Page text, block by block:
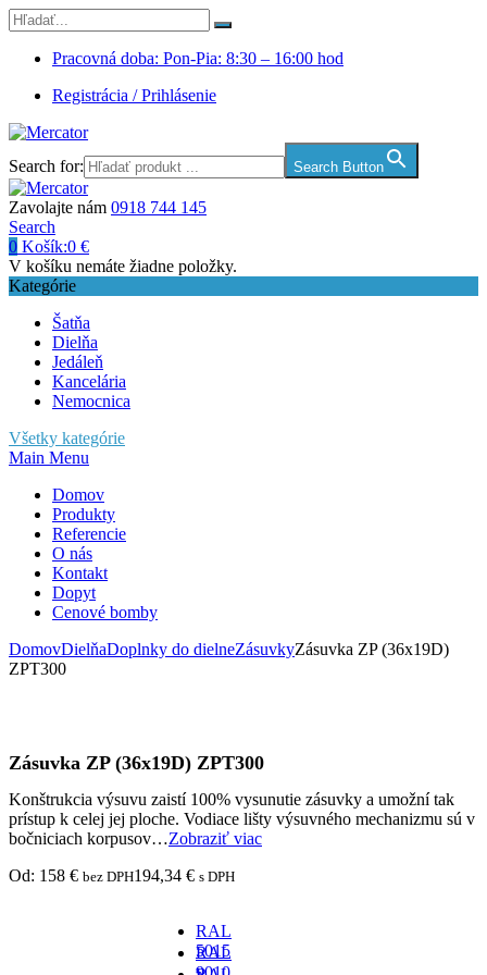
Pracovná doba: Pon-Pia: 8:30 – 16:00 hod
Registrácia / Prihlásenie
Search for: Search Button
Zavolajte nám 0918 744 145
Search
0 Košík:0 €
V košíku nemáte žiadne položky.
Kategórie
Šatňa
Dielňa
Jedáleň
Kancelária
Nemocnica
Všetky kategórie
Main Menu
Domov
Produkty
Referencie
O nás
Kontakt
Dopyt
Cenové bomby
DomovDielňaDoplnky do dielneZásuvkyZásuvka ZP (36x19D)
ZPT300
Zásuvka ZP (36x19D) ZPT300
Konštrukcia výsuvu zaistí 100% vysunutie zásuvky a umožní tak
prístup k celej jej ploche. Vodiace lišty výsuvného mechanizmu sú v
bočniciach korpusov…Zobraziť viac
Od: 158 € bez DPH194,34 € s DPH
RAL
5015
-
RAL